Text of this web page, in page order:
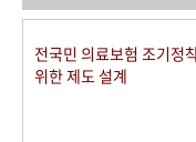
사진 아카이브 문서
50+1 주년 기념
전국민 의료보험 조기정
위한 제도 설계